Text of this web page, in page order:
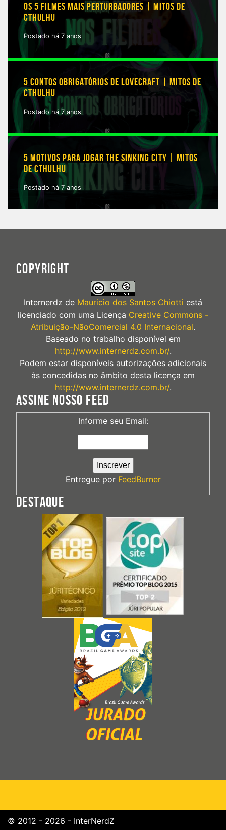
OS 5 FILMES MAIS PERTURBADORES | MITOS DE
CTHULHU
Postado há 7 anos
5 CONTOS OBRIGATÓRIOS DE LOVECRAFT | MITOS DE
CTHULHU
Postado há 7 anos
5 MOTIVOS PARA JOGAR THE SINKING CITY | MITOS
DE CTHULHU
Postado há 7 anos
COPYRIGHT
Internerdz de Mauricio dos Santos Chiotti está
licenciado com uma Licença Creative Commons -
Atribuição-NãoComercial 4.0 Internacional.
Baseado no trabalho disponível em
http://www.internerdz.com.br/.
Podem estar disponíveis autorizações adicionais
às concedidas no âmbito desta licença em
http://www.internerdz.com.br/.
ASSINE NOSSO FEED
Informe seu Email:
Entregue por FeedBurner
DESTAQUE
© 2012 - 2026 - InterNerdZ